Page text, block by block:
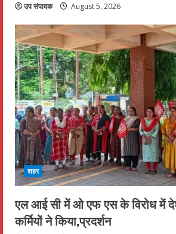
उप संपादक August 5, 2026
शहर
एल आई सी में ओ एफ एस के विरोध में
कर्मियों ने किया,प्रदर्शन